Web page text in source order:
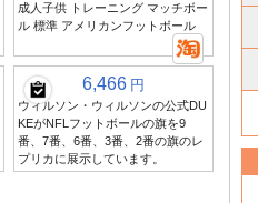
成人子供 トレーニング マッチボー
ル 標準 アメリカンフットボール
6,466 円
ウィルソン・ウィルソンの公式DU
KEがNFLフットボールの旗を9
番、7番、6番、3番、2番の旗のレ
プリカに展示しています。